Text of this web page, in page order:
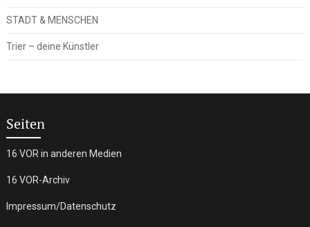
STADT & MENSCHEN
Trier – deine Künstler
Seiten
16 VOR in anderen Medien
16 VOR-Archiv
Impressum/Datenschutz